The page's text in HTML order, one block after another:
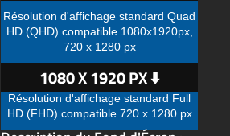
Résolution d'affichage standard Quad
HD (QHD) compatible 1080x1920px,
720 x 1280 px
1080 X 1920 PX ⬇️
Résolution d'affichage standard Full
HD (FHD) compatible 720 x 1280 px